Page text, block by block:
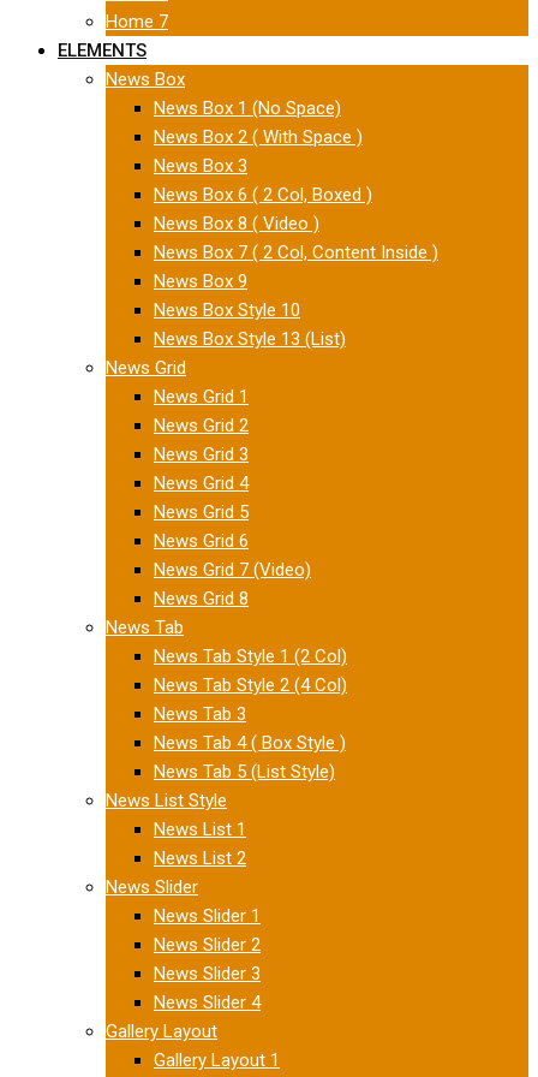
Home 7
ELEMENTS
News Box
News Box 1 (No Space)
News Box 2 ( With Space )
News Box 3
News Box 6 ( 2 Col, Boxed )
News Box 8 ( Video )
News Box 7 ( 2 Col, Content Inside )
News Box 9
News Box Style 10
News Box Style 13 (List)
News Grid
News Grid 1
News Grid 2
News Grid 3
News Grid 4
News Grid 5
News Grid 6
News Grid 7 (Video)
News Grid 8
News Tab
News Tab Style 1 (2 Col)
News Tab Style 2 (4 Col)
News Tab 3
News Tab 4 ( Box Style )
News Tab 5 (List Style)
News List Style
News List 1
News List 2
News Slider
News Slider 1
News Slider 2
News Slider 3
News Slider 4
Gallery Layout
Gallery Layout 1